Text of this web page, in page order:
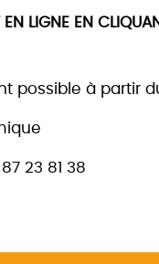
EN LIGNE EN
possible à partir
23 81 38